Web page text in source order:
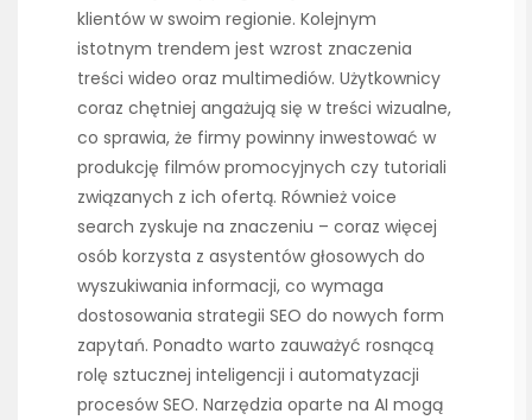
klientów w swoim regionie. Kolejnym
istotnym trendem jest wzrost znaczenia
treści wideo oraz multimediów. Użytkownicy
coraz chętniej angażują się w treści wizualne,
co sprawia, że firmy powinny inwestować w
produkcję filmów promocyjnych czy tutoriali
związanych z ich ofertą. Również voice
search zyskuje na znaczeniu – coraz więcej
osób korzysta z asystentów głosowych do
wyszukiwania informacji, co wymaga
dostosowania strategii SEO do nowych form
zapytań. Ponadto warto zauważyć rosnącą
rolę sztucznej inteligencji i automatyzacji
procesów SEO. Narzędzia oparte na AI mogą